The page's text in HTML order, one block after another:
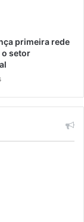
primeira rede
o setor